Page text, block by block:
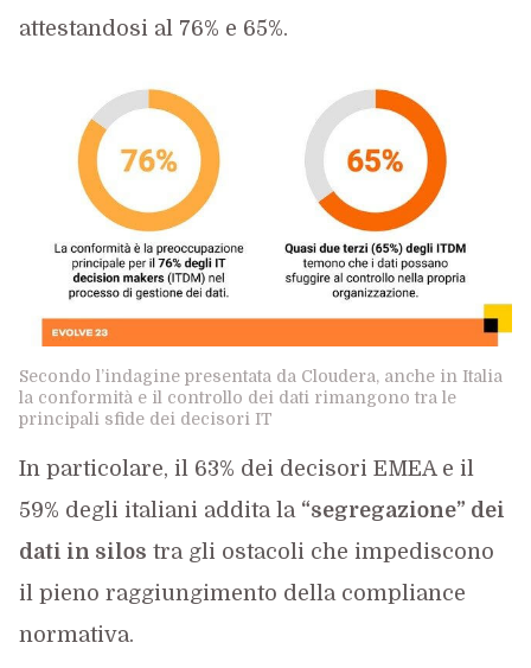
attestandosi al 76% e 65%.
Secondo l’indagine presentata da Cloudera, anche in Italia
la conformità e il controllo dei dati rimangono tra le
principali sfide dei decisori IT
In particolare, il 63% dei decisori EMEA e il
59% degli italiani addita la “segregazione” dei
dati in silos tra gli ostacoli che impediscono
il pieno raggiungimento della compliance
normativa.